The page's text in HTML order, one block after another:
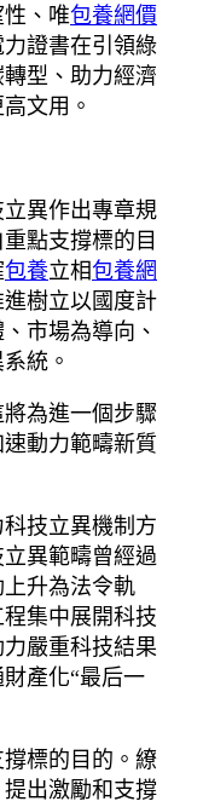
、唯包養網價
證書在引領綠
型、助力經濟
文用。
立異作出專章規
點支撐標的目
包養立相包養網
樹立以國度計
市場為導向、
統。
為進一個步驟
動力範疇新質
技立異機制方
異範疇曾經過
升為法令軌
集中展開科技
嚴重科技結果
產化“最后一
標的目的。繚
出激勵和支撐